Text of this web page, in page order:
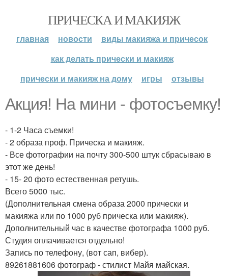
ПРИЧЕСКА И МАКИЯЖ
главная новости
виды макияжа и причесок
как делать прически и макияж
прически и макияж на дому
игры отзывы
Акция! На мини - фотосъемку!
- 1-2 Часа съемки!
- 2 образа проф. Прическа и макияж.
- Все фотографии на почту 300-500 штук сбрасываю в
этот же день!
- 15- 20 фото естественная ретушь.
Всего 5000 тыс.
(Дополнительная смена образа 2000 прически и
макияжа или по 1000 руб прическа или макияж).
Дополнительный час в качестве фотографа 1000 руб.
Студия оплачивается отдельно!
Запись по телефону, (вот сап, вибер).
89261881606 фотограф - стилист Майя майская.